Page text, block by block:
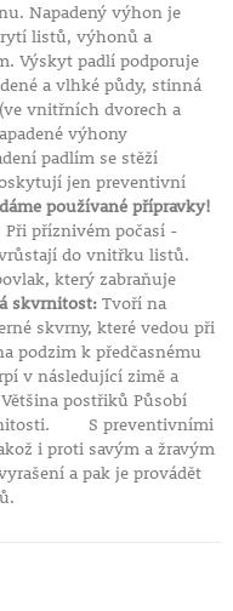
Napadený výhon je
listů, výhonů a
Výskyt padlí podporuje
a vlhké půdy, stinná
vnitřních dvorech a
výhony
padlím se stěží
jen preventivní
používané přípravky!
příznivém počasí -
do vnitřku listů.
který zabraňuje
skvrnitost:Tvoří na
skvrny, které vedou při
podzim k předčasnému
v následující zimě a
postřiků Působí
S preventivními
i proti savým a žravým
a pak je provádět